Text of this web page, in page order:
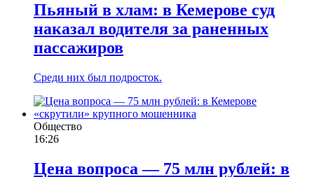
Пьяный в хлам: в Кемерове суд
наказал водителя за раненных
пассажиров
Среди них был подросток.
Общество
16:26
Цена вопроса — 75 млн рублей: в